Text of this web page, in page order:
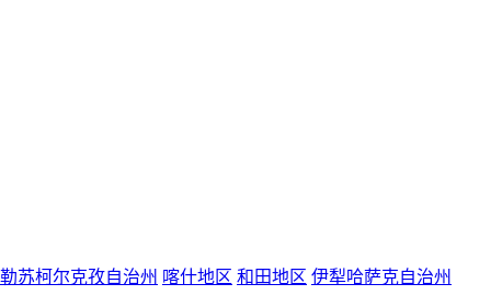
苏柯尔克孜自治州 喀什地区 和田地区 伊犁哈萨克自治州